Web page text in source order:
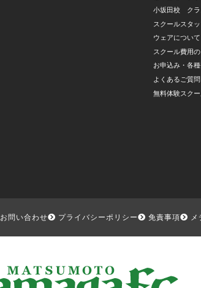
小坂田校 クラ
スクールスタ
ウェアについて
スクール費用
お申込み・各
よくあるご質問
無料体験スク
お問い合わせ プライバシーポリシー 免責事項